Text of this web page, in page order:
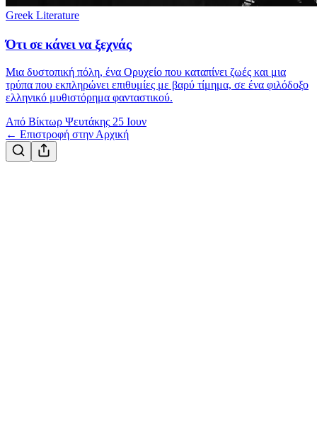
Greek Literature
Ότι σε κάνει να ξεχνάς
Μια δυστοπική πόλη, ένα Ορυχείο που καταπίνει ζωές και μια
τρύπα που εκπληρώνει επιθυμίες με βαρύ τίμημα, σε ένα φιλόδοξο
ελληνικό μυθιστόρημα φανταστικού.
Από Βίκτωρ Ψευτάκης 25 Ιουν
← Επιστροφή στην Αρχική